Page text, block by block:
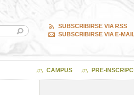
SUBSCRIBIRSE VIA RSS
SUBSCRIBIRSE VIA E-
CAMPUS PRE-